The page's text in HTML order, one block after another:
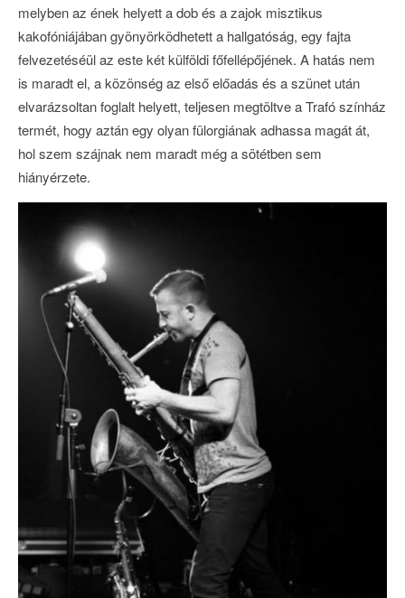
melyben az ének helyett a dob és a zajok misztikus
kakofóniájában gyönyörködhetett a hallgatóság, egy fajta
felvezetéséül az este két külföldi főfellépőjének. A hatás nem
is maradt el, a közönség az első előadás és a szünet után
elvarázsoltan foglalt helyett, teljesen megtöltve a Trafó színház
termét, hogy aztán egy olyan fülorgiának adhassa magát át,
hol szem szájnak nem maradt még a sötétben sem
hiányérzete.